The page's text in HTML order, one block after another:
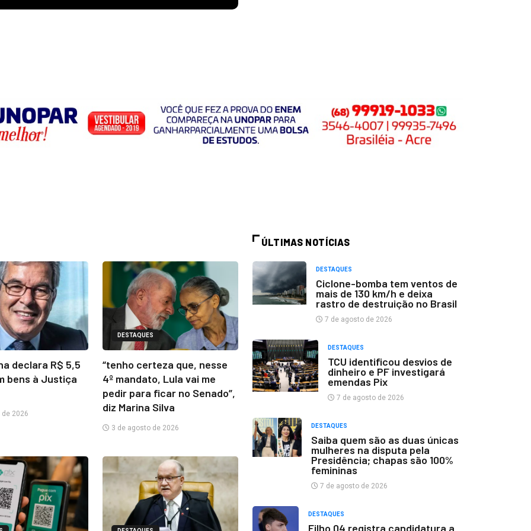
declara R$ 5,5
bens à Justiça
2026
DESTAQUES
“tenho certeza que, nesse
4º mandato, Lula vai me
pedir para ficar no Senado”,
diz Marina Silva
3 de agosto de 2026
ÚLTIMAS NOTÍCIAS
DESTAQUES
Ciclone-bomba tem ventos de
mais de 130 km/h e deixa
rastro de destruição no Brasil
7 de agosto de 2026
DESTAQUES
TCU identificou desvios de
dinheiro e PF investigará
emendas Pix
7 de agosto de 2026
DESTAQUES
Saiba quem são as duas únicas
mulheres na disputa pela
Presidência; chapas são 100%
femininas
7 de agosto de 2026
DESTAQUES
Filho 04 registra candidatura a